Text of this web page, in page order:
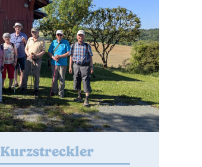
Kurzstreckler